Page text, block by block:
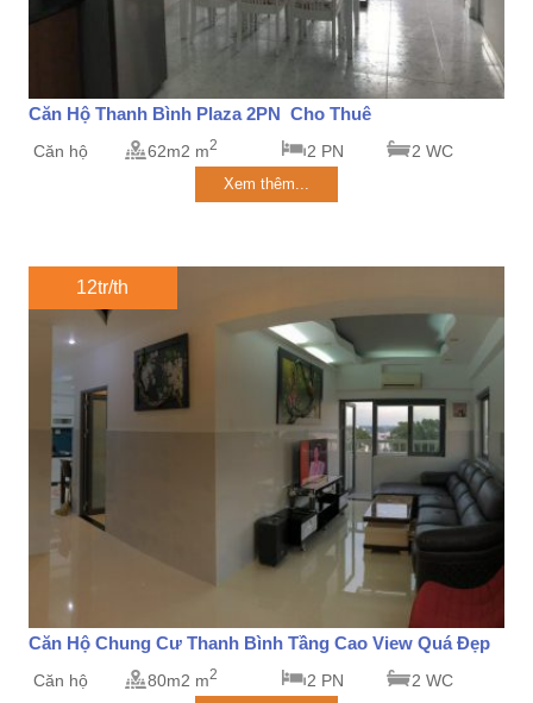
Căn Hộ Thanh Bình Plaza 2PN Cho Thuê
Căn hộ 62m2 m2 2 PN 2 WC
Xem thêm...
12tr/th
Căn Hộ Chung Cư Thanh Bình Tầng Cao View Quá Đẹp
Căn hộ 80m2 m2 2 PN 2 WC